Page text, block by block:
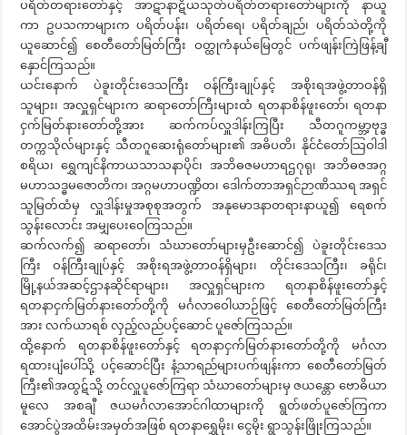
ပရိတ်တရားတော်နှင့် အာဋာနာဋိယသုတ်ပရိတ်တရားတော်များကို နာယူ
ကာ ဥပသကာများက ပရိတ်ပန်း၊ ပရိတ်ရေ၊ ပရိတ်ချည်၊ ပရိတ်သဲတို့ကို
ယူဆောင်၍ စေတီတော်မြတ်ကြီး ဝတ္ထုကံနယ်မြေတွင် ပက်ဖျန်းကြဲဖြန့်ချီ
နှောင်ကြသည်။
ယင်းနောက် ပဲခူးတိုင်းဒေသကြီး ဝန်ကြီးချုပ်နှင့် အစိုးရအဖွဲ့တာဝန်ရှိ
သူများ၊ အလှူရှင်များက ဆရာတော်ကြီးများထံ ရတနာစိန်ဖူးတော်၊ ရတနာ
ငှက်မြတ်နားတော်တို့အား ဆက်ကပ်လှူဒါန်းကြပြီး သီတဂူကမ္ဘာ့ဗုဒ္ဓ
တက္ကသိုလ်များနှင့် သီတဂူဆေးရုံတော်များ၏ အဓိပတိ၊ နိုင်ငံတော်သြဝါဒါ
စရိယ၊ ရွှေကျင်နိကာယသာသနာပိုင်၊ အဘိဓဇမဟာရဌဂုရု၊ အဘိဓဇအဂ္ဂ
မဟာသဒ္ဓမဇောတိက၊ အဂ္ဂမဟာပဏ္ဍိတ၊ ဒေါက်တာအရှင်ဉာဏိဿရ အရှင်
သူမြတ်ထံမှ လှူဒါန်းမှုအစုစုအတွက် အနုမောဒနာတရားနာယူ၍ ရေစက်
သွန်းလောင်း အမျှပေးဝေကြသည်။
ဆက်လက်၍ ဆရာတော်၊ သံဃာတော်များမှဦးဆောင်၍ ပဲခူးတိုင်းဒေသ
ကြီး ဝန်ကြီးချုပ်နှင့် အစိုးရအဖွဲ့တာဝန်ရှိများ၊ တိုင်းဒေသကြီး၊ ခရိုင်၊
မြို့နယ်အဆင့်ဌာနဆိုင်ရာများ၊ အလှူရှင်များက ရတနာစိန်ဖူးတော်နှင့်
ရတနာငှက်မြတ်နားတော်တို့ကို မင်္ဂလာဝေါယာဉ်ဖြင့် စေတီတော်မြတ်ကြီး
အား လက်ယာရစ် လှည့်လည်ပင့်ဆောင် ပူဇော်ကြသည်။
ထို့နောက် ရတနာစိန်ဖူးတော်နှင့် ရတနာငှက်မြတ်နားတော်တို့ကို မင်္ဂလာ
ရထားပျံပေါ်သို့ ပင့်ဆောင်ပြီး နံ့သာရည်များပက်ဖျန်းကာ စေတီတော်မြတ်
ကြီး၏အထွဋ်သို့ တင်လှူပူဇော်ကြရာ သံဃာတော်များမှ ဇယန္တော ဗောဓိယာ
မူလေ အစချီ ဇယမင်္ဂလာအောင်ဂါထာများကို ရွတ်ဖတ်ပူဇော်ကြကာ
အောင်ပွဲအထိမ်းအမှတ်အဖြစ် ရတနာရွှေမိုး၊ ငွေမိုး ရွာသွန်းဖြိုးကြသည်။